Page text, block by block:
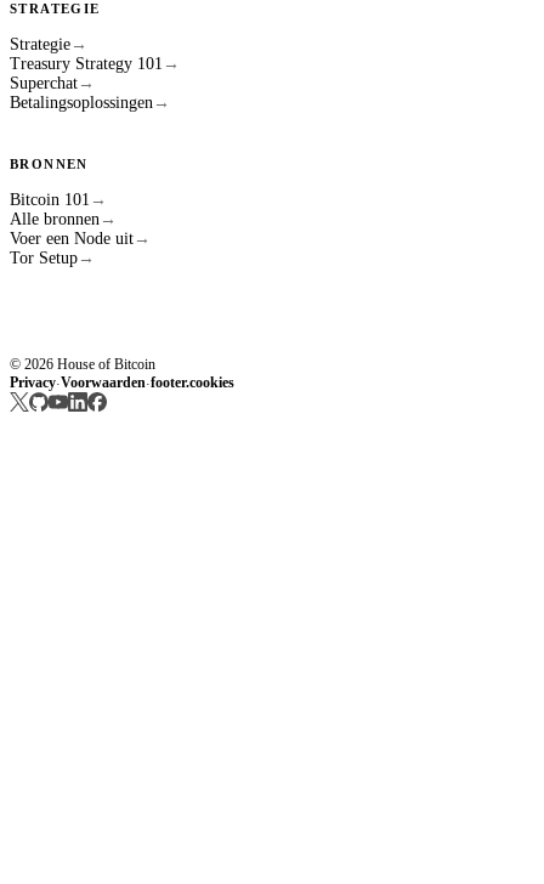
STRATEGIE
Strategie →
Treasury Strategy 101 →
Superchat →
Betalingsoplossingen →
BRONNEN
Bitcoin 101 →
Alle bronnen →
Voer een Node uit →
Tor Setup →
© 2026 House of Bitcoin
Privacy·Voorwaarden·footer.cookies